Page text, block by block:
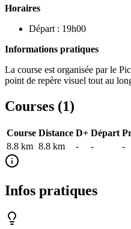
Horaires
Départ : 19h00
Informations pratiques
La course est organisée par le
point de repère visuel tout au
Courses (1)
Course Distance D+ Départ
8.8 km 8.8 km - - -
Infos pratiques